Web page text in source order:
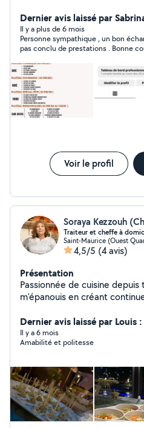
l'aïd etc ) N'hésitez pas à m'envoyer un message sur
mon Instagram pour plus d'info
HALAL )
Dernier avis laissé par
Il y a plus de 6 mois
Personne sympathique , un bon
pas conclu de prestations . Bonne
Voir le profil
Soraya Kezzouh
Traiteur et cheffe à
Saint-Maurice (Ouest
4,5/5 (4 avis)
Présentation
Passionnée de cuisine
m'épanouis en créant
avec la cuisine française. La combinaison est détonante
! Avec mon service traiteur,
particulièrement de faire
permettent à tout le monde
nouvelles épices des plats créés sur-mesure et avec
passion la culture de chaque personne qui participe Des
événements toujours riches
rendent ces moments
Dernier avis laissé par Louis
Il y a 6 mois
Amabilité et politesse